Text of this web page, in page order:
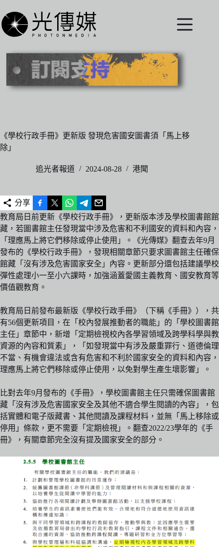
至
主
內
《學校行政手冊》更新版 發現危害國安圖書須「馬上移
除」
追光者報道 2024-08-28 港聞
分享
教育局日前更新《學校行政手冊》，更新版本涉及學校圖書館館
藏，若圖書館主任發現當中涉及危害和不利國安的資料和內容，
「理應馬上將它們移除或停止使用」。《光傳媒》翻查去年9月
發布的《學校行政手冊》，發現相關章節只要求圖書館主任確保
館藏「沒有涉及危害國家安全」內容。更新部分還包括建議學校
彈性處理小一至小六課時，加強涵蓋愛國主義教育、國安教育等
價值觀教育。
教育局日前發布最新版《學校行政手冊》（下稱《手冊》），共
有56個更新項目，在「校內發展推動者的職能」的「學校圖書館
主任」章節中，新增「定期檢視校內各學習領域及跨學科學與教
資源的內容和質素」，「如發現當中有涉及嚴重罪行、道德倫理
不當、有機會違法或含有危害和不利於國家安全的資料和內容，
理應馬上將它們移除或停止使用，以免對學生產生壞影響」。
比對去年9月發布的《手冊》，學校圖書館主任只需確保圖書館
藏「沒有涉及危害國家安全及其他不適合學生閱讀的內容」，包
括實體和電子版藏書、其他閱讀及課程材料，並無「馬上移除或
停用」條款，更不需要「定期檢視」。翻查2022/23學年的《手
冊》，有關章節完全沒有提及國家安全的部分。